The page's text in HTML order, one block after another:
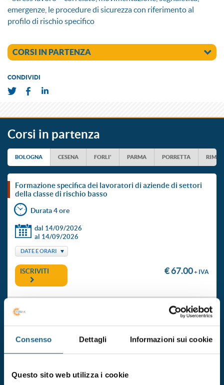
Consenso Dettagli Informazioni sui cookie
Questo sito web utilizza i cookie
emergenze, le procedure di sicurezza con riferimento al
profilo di rischio specifico
CORSI IN PARTENZA
CONDIVIDI
Corsi in partenza
BOLOGNA CESENA FORLI' PARMA PORRETTA RIMINI
formazione specifica dei lavoratori di aziende di settori
della classe di rischio basso
Durata 4 ore
dal 14/09/2026
al 14/09/2026
DATE E ORARI
ISCRIVITI € 67.00+ IVA
formazione specifica dei lavoratori di aziende di settori
della classe di rischio basso
dal 21/10/2026
DATE E ORARI